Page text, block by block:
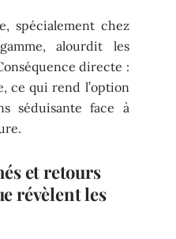
spécialement chez
alourdit les
directe :
ce qui rend l’option
séduisante face à
et retours
révèlent les